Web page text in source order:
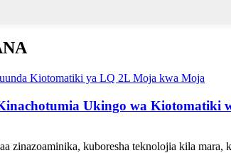
Ukingo wa Kiotomatiki
zinazoaminika, kuboresha teknolojia kila